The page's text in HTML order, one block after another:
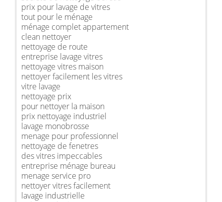
prix pour lavage de vitres
tout pour le ménage
ménage complet appartement
clean nettoyer
nettoyage de route
entreprise lavage vitres
nettoyage vitres maison
nettoyer facilement les vitres
vitre lavage
nettoyage prix
pour nettoyer la maison
prix nettoyage industriel
lavage monobrosse
menage pour professionnel
nettoyage de fenetres
des vitres impeccables
entreprise ménage bureau
menage service pro
nettoyer vitres facilement
lavage industrielle